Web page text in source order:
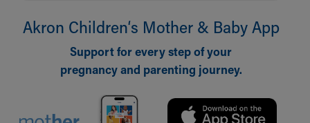
Akron Children‘s Mother & Baby App
Support for every step of your
pregnancy and parenting journey.